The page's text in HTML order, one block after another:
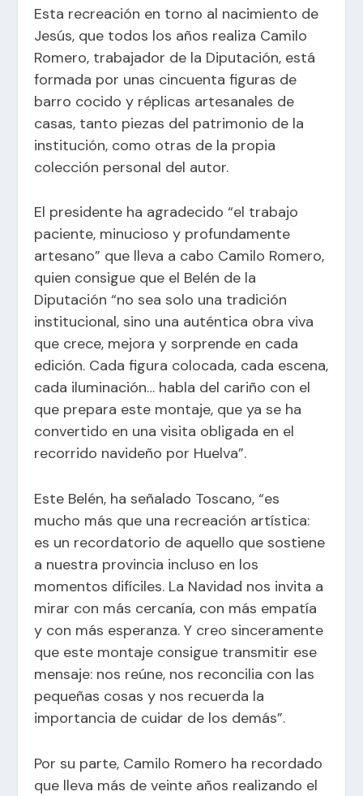
Esta recreación en torno al nacimiento de
Jesús, que todos los años realiza Camilo
Romero, trabajador de la Diputación, está
formada por unas cincuenta figuras de
barro cocido y réplicas artesanales de
casas, tanto piezas del patrimonio de la
institución, como otras de la propia
colección personal del autor.
El presidente ha agradecido “el trabajo
paciente, minucioso y profundamente
artesano” que lleva a cabo Camilo Romero,
quien consigue que el Belén de la
Diputación “no sea solo una tradición
institucional, sino una auténtica obra viva
que crece, mejora y sorprende en cada
edición. Cada figura colocada, cada escena,
cada iluminación… habla del cariño con el
que prepara este montaje, que ya se ha
convertido en una visita obligada en el
recorrido navideño por Huelva”.
Este Belén, ha señalado Toscano, “es
mucho más que una recreación artística:
es un recordatorio de aquello que sostiene
a nuestra provincia incluso en los
momentos difíciles. La Navidad nos invita a
mirar con más cercanía, con más empatía
y con más esperanza. Y creo sinceramente
que este montaje consigue transmitir ese
mensaje: nos reúne, nos reconcilia con las
pequeñas cosas y nos recuerda la
importancia de cuidar de los demás”.
Por su parte, Camilo Romero ha recordado
que lleva más de veinte años realizando el